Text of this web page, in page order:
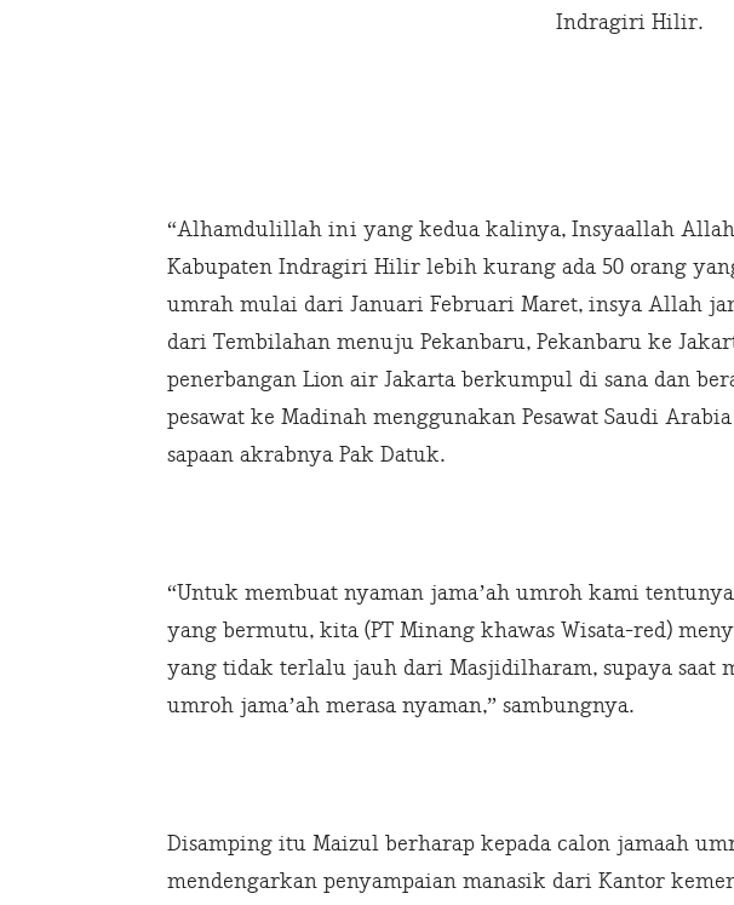
Indragiri Hilir.
“Alhamdulillah ini yang kedua kalinya, Insyaallah
Kabupaten Indragiri Hilir lebih kurang ada 50 orang
umrah mulai dari Januari Februari Maret, insya Allah
dari Tembilahan menuju Pekanbaru, Pekanbaru ke
penerbangan Lion air Jakarta berkumpul di sana dan
pesawat ke Madinah menggunakan Pesawat Saudi
sapaan akrabnya Pak Datuk.
“Untuk membuat nyaman jama’ah umroh kami
yang bermutu, kita (PT Minang khawas Wisata-red)
yang tidak terlalu jauh dari Masjidilharam, supaya saat
umroh jama’ah merasa nyaman,” sambungnya.
Disamping itu Maizul berharap kepada calon jamaah
mendengarkan penyampaian manasik dari Kantor